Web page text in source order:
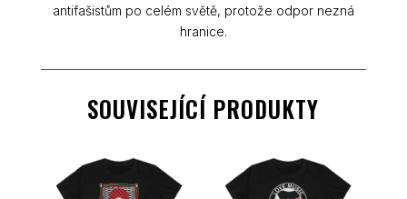
antifašistům po celém světě, protože odpor nezná
hranice.
SOUVISEJÍCÍ PRODUKTY